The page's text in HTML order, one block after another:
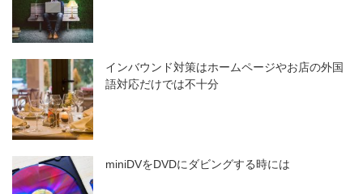
インバウンド対策はホームページやお店の外国
語対応だけでは不十分
miniDVをDVDにダビングする時には